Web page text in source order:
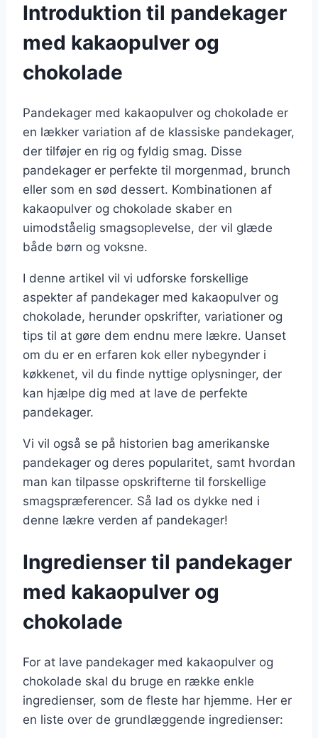
Introduktion til pandekager
med kakaopulver og
chokolade
Pandekager med kakaopulver og chokolade er
en lækker variation af de klassiske pandekager,
der tilføjer en rig og fyldig smag. Disse
pandekager er perfekte til morgenmad, brunch
eller som en sød dessert. Kombinationen af
kakaopulver og chokolade skaber en
uimodståelig smagsoplevelse, der vil glæde
både børn og voksne.
I denne artikel vil vi udforske forskellige
aspekter af pandekager med kakaopulver og
chokolade, herunder opskrifter, variationer og
tips til at gøre dem endnu mere lækre. Uanset
om du er en erfaren kok eller nybegynder i
køkkenet, vil du finde nyttige oplysninger, der
kan hjælpe dig med at lave de perfekte
pandekager.
Vi vil også se på historien bag amerikanske
pandekager og deres popularitet, samt hvordan
man kan tilpasse opskrifterne til forskellige
smagspræferencer. Så lad os dykke ned i
denne lækre verden af pandekager!
Ingredienser til pandekager
med kakaopulver og
chokolade
For at lave pandekager med kakaopulver og
chokolade skal du bruge en række enkle
ingredienser, som de fleste har hjemme. Her er
en liste over de grundlæggende ingredienser: